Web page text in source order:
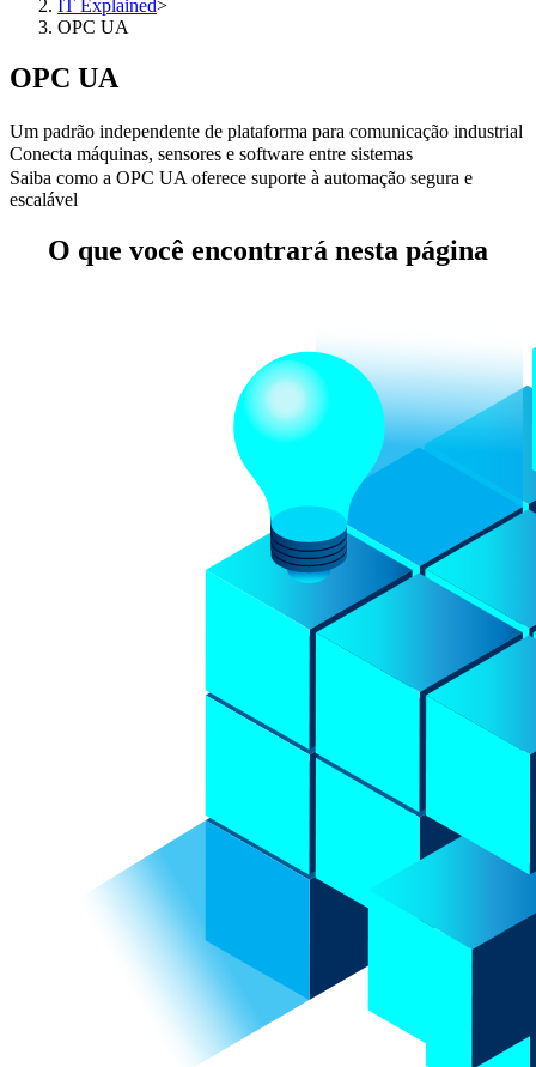
IT Explained>
OPC UA
OPC UA
Um padrão independente de plataforma para comunicação industrial
Conecta máquinas, sensores e software entre sistemas
Saiba como a OPC UA oferece suporte à automação segura e
escalável
O que você encontrará nesta página